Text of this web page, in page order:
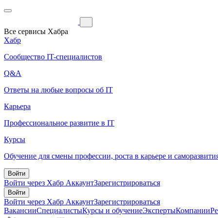
Все сервисы Хабра
Хабр
Сообщество IT-специалистов
Q&A
Ответы на любые вопросы об IT
Карьера
Профессиональное развитие в IT
Курсы
Обучение для смены профессии, роста в карьере и
Войти
Войти через Хабр АккаунтЗарегистрироваться
Войти
Войти через Хабр АккаунтЗарегистрироваться
ВакансииСпециалистыКурсы и обучениеЭкспертыКомпании